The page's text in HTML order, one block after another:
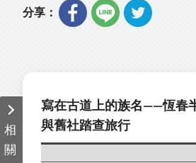
分享：
相
關
寫在古道上的族名——恆春
與舊社踏查旅行